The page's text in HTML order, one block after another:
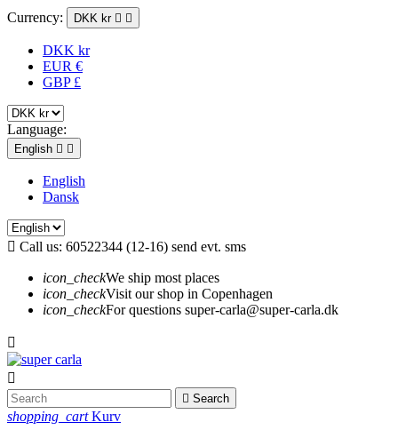
Currency: DKK kr  
DKK kr
EUR €
GBP £
Language:
English  
English
Dansk
 Call us: 60522344 (12-16) send evt. sms
icon_checkWe ship most places
icon_checkVisit our shop in Copenhagen
icon_checkFor questions super-carla@super-carla.dk


 Search
shopping_cart Kurv